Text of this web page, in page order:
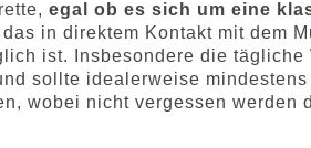
egal ob es sich um eine
in direktem Kontakt mit dem
ist. Insbesondere die tägliche
sollte idealerweise mindestens
wobei nicht vergessen werden